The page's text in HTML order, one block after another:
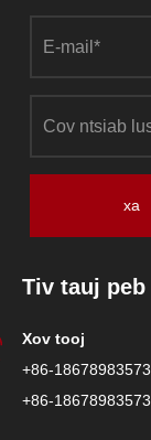
xa
Tiv tauj peb
Xov tooj
+86-18678983573
+86-18678983573